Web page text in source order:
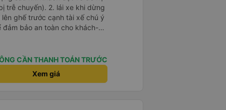
2. lái xe khi dừng
ghế trước cạnh tài xế chú ý
bảo an toàn cho khách-
nhật dạng ô lưới, cửa
Tng kịp 20h, để khách nối
đãng.
CẦN THANH TOÁN TRƯỚC
Xem giá